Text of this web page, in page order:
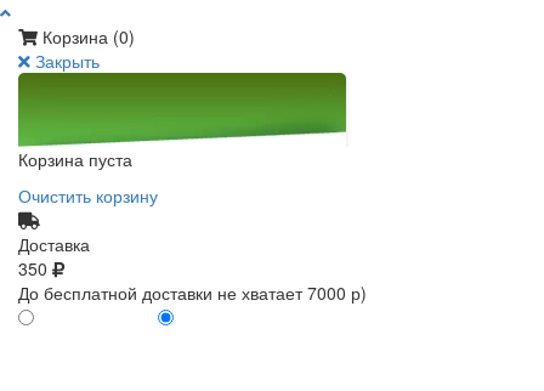
Корзина (0)
Закрыть
Корзина пуста
Очистить корзину
Доставка
350
До бесплатной доставки не хватает 7000 р)